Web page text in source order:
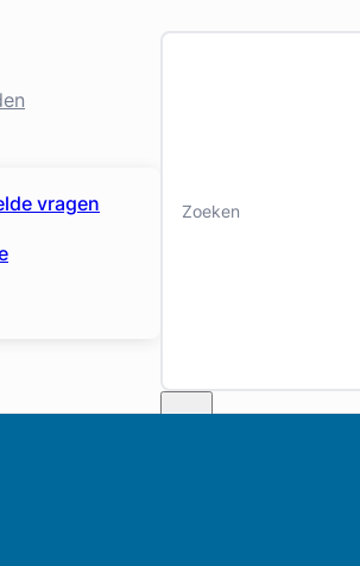
vragen